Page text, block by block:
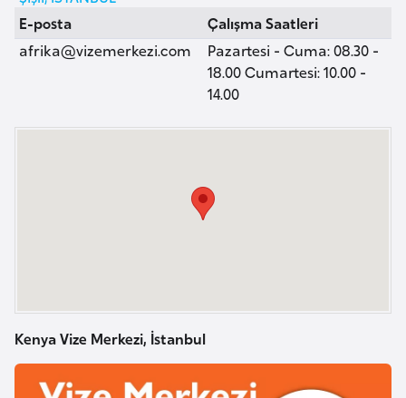
r
i
E-posta
afrika@vizemerkezi.com
Çalışma Saatleri
Pazartesi - Cuma: 08.30 -
18.00 Cumartesi: 10.00 -
14.00
Kenya Vize Merkezi, İstanbul
r
y
a
z